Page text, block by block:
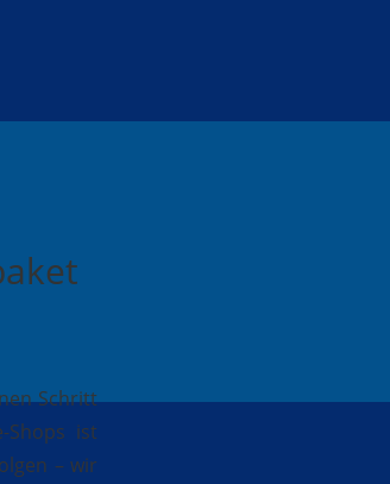
Schritt
ist
– wir